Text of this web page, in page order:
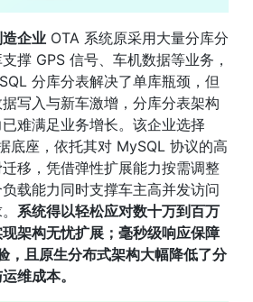
企业 OTA 系统原采用大量分库分
撑 GPS 信号、车机数据等业务，
分库分表解决了单库瓶颈，但
写入与新车激增，分库分表架构
难满足业务增长。该企业选择
底座，依托其对 MySQL 协议的高
移，凭借弹性扩展能力按需调整
载能力同时支撑车主高并发访问
系统得以轻松应对数十万到百万
架构无忧扩展；毫秒级响应保障
，且原生分布式架构大幅降低了分
维成本。